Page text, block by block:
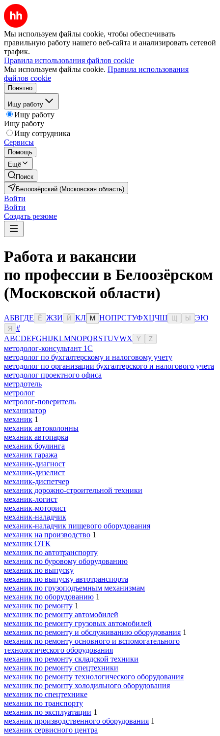
Мы используем файлы cookie, чтобы обеспечивать
правильную работу нашего веб-сайта и анализировать сетевой
трафик.
Правила использования файлов cookie
Мы используем файлы cookie. Правила использования
файлов cookie
Понятно
Ищу работу
Ищу работу
Ищу работу
Ищу сотрудника
Сервисы
Помощь
Ещё
Поиск
Белоозёрский (Московская область)
Войти
Войти
Создать резюме
Работа и вакансии
по профессии в Белоозёрском
(Московской области)
АБВГДЕ Ё ЖЗИ Й КЛ М НОПРСТУФХЦЧШ Ы ЭЮ
Я
#
ABCDEFGHIJKLMNOPQRSTUVWX Y Z
методолог-консультант 1С
методолог по бухгалтерскому и налоговому учету
методолог по организации бухгалтерского и налогового учета
методолог проектного офиса
метрдотель
метролог
метролог-поверитель
механизатор
механик 1
механик автоколонны
механик автопарка
механик боулинга
механик гаража
механик-диагност
механик-дизелист
механик-диспетчер
механик дорожно-строительной техники
механик-логист
механик-моторист
механик-наладчик
механик-наладчик пищевого оборудования
механик на производство 1
механик ОТК
механик по автотранспорту
механик по буровому оборудованию
механик по выпуску
механик по выпуску автотранспорта
механик по грузоподъемным механизмам
механик по оборудованию 1
механик по ремонту 1
механик по ремонту автомобилей
механик по ремонту грузовых автомобилей
механик по ремонту и обслуживанию оборудования 1
механик по ремонту основного и вспомогательного
технологического оборудования
механик по ремонту складской техники
механик по ремонту спецтехники
механик по ремонту технологического оборудования
механик по ремонту холодильного оборудования
механик по спецтехнике
механик по транспорту
механик по эксплуатации 1
механик производственного оборудования 1
механик сервисного центра